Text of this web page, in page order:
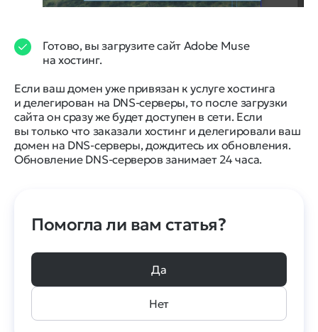
Готово, вы загрузите сайт Adobe Muse
на хостинг.
Если ваш домен уже привязан к услуге хостинга
и делегирован на DNS-серверы, то после загрузки
сайта он сразу же будет доступен в сети. Если
вы только что заказали хостинг и делегировали ваш
домен на DNS-серверы, дождитесь их обновления.
Обновление DNS-серверов занимает 24 часа.
Помогла ли вам статья?
Да
Нет